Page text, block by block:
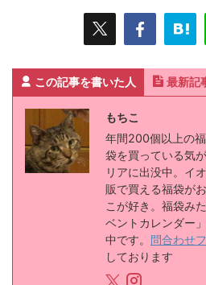
この記事を書いた人 最新記
もちこ
年間200個以上の
袋を買っている気
リアに出没中。イ
販で買える福袋が
こが好き。福袋み
ベントカレンダー
中です。 問合わせ
しております